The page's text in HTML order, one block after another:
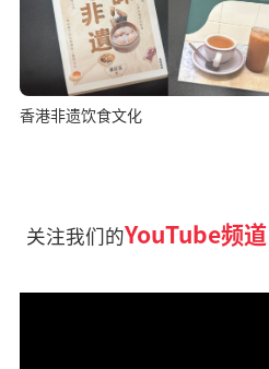
香港非遗饮食文化
关注我们的YouTube频道